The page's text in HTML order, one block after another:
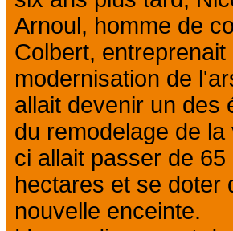
Arnoul, homme de
Colbert, entreprenait
modernisation de
allait devenir un des
du remodelage de la
ci allait passer de 65
hectares et se doter
nouvelle enceinte.